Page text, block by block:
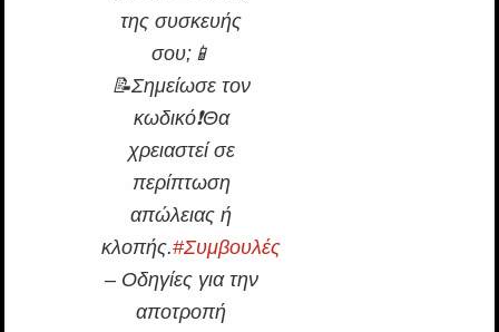
της συσκευής
σου;📱
📝Σημείωσε τον
κωδικό❗Θα
χρειαστεί σε
περίπτωση
απώλειας ή
κλοπής.#Συμβουλές
– Οδηγίες για την
αποτροπή